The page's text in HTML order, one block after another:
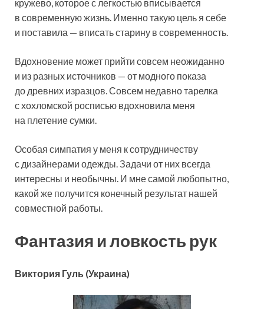
кружево, которое с легкостью вписывается
в современную жизнь. Именно такую цель я себе
и поставила — вписать старину в современность.
Вдохновение может прийти совсем неожиданно
и из разных источников — от модного показа
до древних изразцов. Совсем недавно тарелка
с хохломской росписью вдохновила меня
на плетение сумки.
Особая симпатия у меня к сотрудничеству
с дизайнерами одежды. Задачи от них всегда
интересны и необычны. И мне самой любопытно,
какой же получится конечный результат нашей
совместной работы.
Фантазия и ловкость рук
Виктория Гуль (Украина)